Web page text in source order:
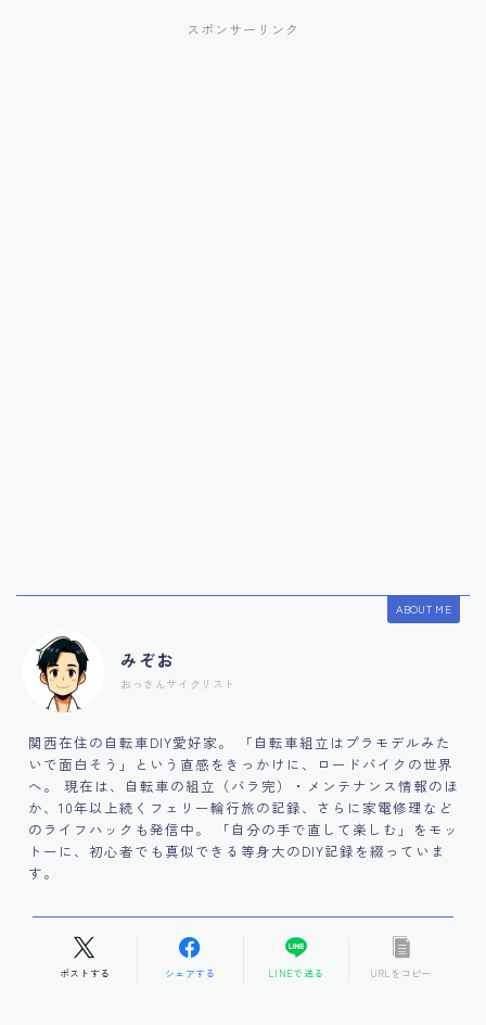
スポンサーリンク
ABOUT ME
みぞお
おっさんサイクリスト
関西在住の自転車DIY愛好家。 「自転車組立はプラモデルみた
いで面白そう」という直感をきっかけに、ロードバイクの世界
へ。 現在は、自転車の組立（バラ完）・メンテナンス情報のほ
か、10年以上続くフェリー輪行旅の記録、さらに家電修理など
のライフハックも発信中。 「自分の手で直して楽しむ」をモッ
トーに、初心者でも真似できる等身大のDIY記録を綴っていま
す。
ポストする シェアする LINEで送る URLをコピー